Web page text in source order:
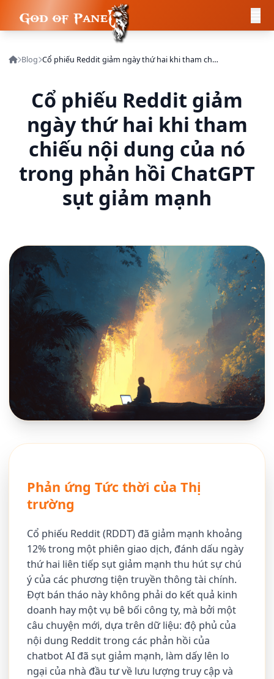
Blog Cổ phiếu Reddit giảm ngày thứ hai khi tham chiếu nội dung của nó trong phản hồi ChatGPT sụt giảm mạnh
Cổ phiếu Reddit giảm
ngày thứ hai khi tham
chiếu nội dung của nó
trong phản hồi ChatGPT
sụt giảm mạnh
Phản ứng Tức thời của Thị
trường
Cổ phiếu Reddit (RDDT) đã giảm mạnh khoảng
12% trong một phiên giao dịch, đánh dấu ngày
thứ hai liên tiếp sụt giảm mạnh thu hút sự chú
ý của các phương tiện truyền thông tài chính.
Đợt bán tháo này không phải do kết quả kinh
doanh hay một vụ bê bối công ty, mà bởi một
câu chuyện mới, dựa trên dữ liệu: độ phủ của
nội dung Reddit trong các phản hồi của
chatbot AI đã sụt giảm mạnh, làm dấy lên lo
ngại của nhà đầu tư về lưu lượng truy cập và